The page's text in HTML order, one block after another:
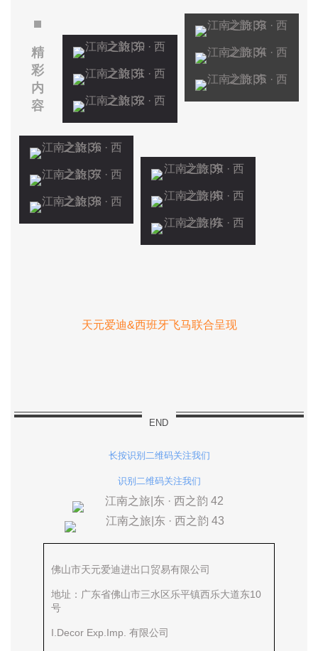
精
彩
内
容
天元爱迪&西班牙飞马联合呈现
END
长按识别二维码关注我们
识别二维码关注我们
佛山市天元爱迪进出口贸易有限公司
地址：广东省佛山市三水区乐平镇西乐大道东10
号
I.Decor Exp.Imp. 有限公司